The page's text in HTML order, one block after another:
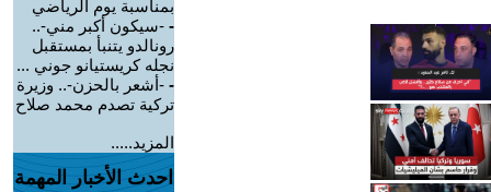
بمناسبة يوم الرياضي
- -سيكون أكبر مني-..
رونالدو يتنبأ بمستقبل
نجله كريستيانو جوني ...
- -أشعر بالحزن-.. وزيرة
تركية تصدم محمد صلاح
المزيد.....
احدث الأخبار المهمة